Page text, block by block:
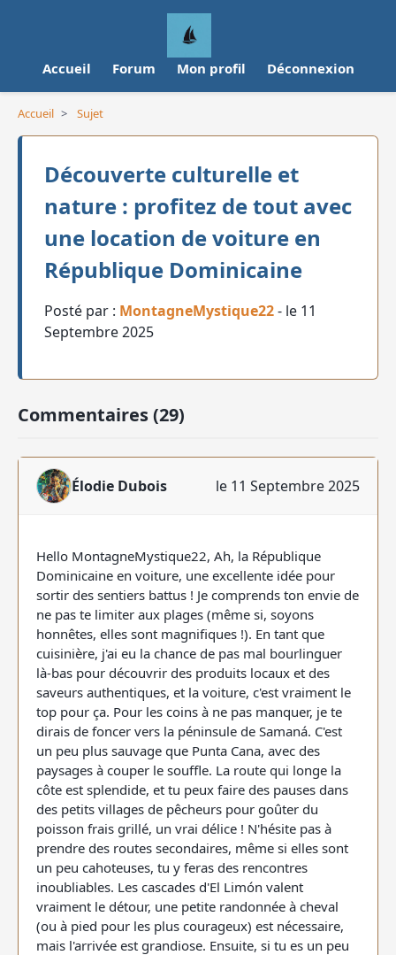
Accueil Forum Mon profil Déconnexion
Accueil > Sujet
Découverte culturelle et
nature : profitez de tout avec
une location de voiture en
République Dominicaine
Posté par : MontagneMystique22- le 11
Septembre 2025
Commentaires (29)
Élodie Dubois le 11 Septembre 2025
Hello MontagneMystique22, Ah, la République
Dominicaine en voiture, une excellente idée pour
sortir des sentiers battus ! Je comprends ton envie de
ne pas te limiter aux plages (même si, soyons
honnêtes, elles sont magnifiques !). En tant que
cuisinière, j'ai eu la chance de pas mal bourlinguer
là-bas pour découvrir des produits locaux et des
saveurs authentiques, et la voiture, c'est vraiment le
top pour ça. Pour les coins à ne pas manquer, je te
dirais de foncer vers la péninsule de Samaná. C'est
un peu plus sauvage que Punta Cana, avec des
paysages à couper le souffle. La route qui longe la
côte est splendide, et tu peux faire des pauses dans
des petits villages de pêcheurs pour goûter du
poisson frais grillé, un vrai délice ! N'hésite pas à
prendre des routes secondaires, même si elles sont
un peu cahoteuses, tu y feras des rencontres
inoubliables. Les cascades d'El Limón valent
vraiment le détour, une petite randonnée à cheval
(ou à pied pour les plus courageux) est nécessaire,
mais l'arrivée est grandiose. Ensuite, si tu es un peu